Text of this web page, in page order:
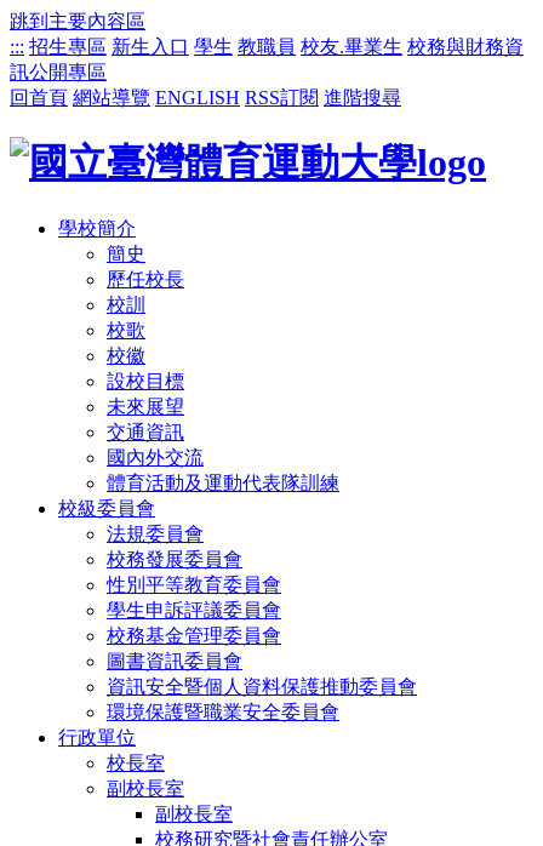
跳到主要內容區
::: 招生專區 新生入口 學生 教職員 校友.畢業生 校務與財務資
訊公開專區
回首頁 網站導覽 ENGLISH RSS訂閱 進階搜尋
學校簡介
簡史
歷任校長
校訓
校歌
校徽
設校目標
未來展望
交通資訊
國內外交流
體育活動及運動代表隊訓練
校級委員會
法規委員會
校務發展委員會
性別平等教育委員會
學生申訴評議委員會
校務基金管理委員會
圖書資訊委員會
資訊安全暨個人資料保護推動委員會
環境保護暨職業安全委員會
行政單位
校長室
副校長室
副校長室
校務研究暨社會責任辦公室